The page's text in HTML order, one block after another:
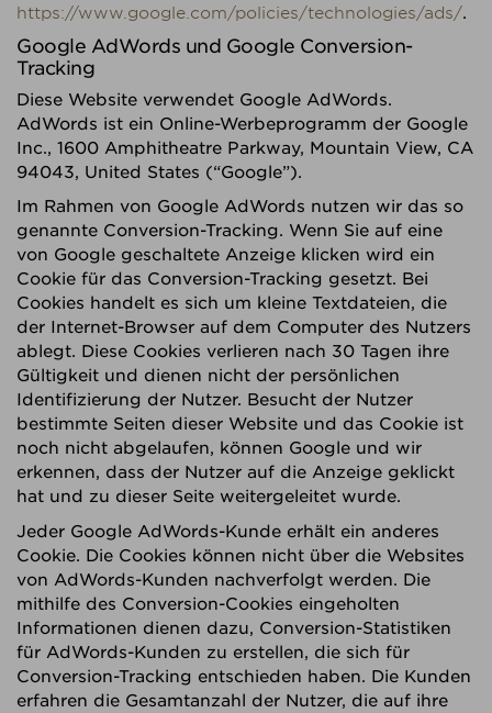
https://www.google.com/policies/technologies/ads/.
Google AdWords und Google Conversion-
Tracking
Diese Website verwendet Google AdWords.
AdWords ist ein Online-Werbeprogramm der Google
Inc., 1600 Amphitheatre Parkway, Mountain View, CA
94043, United States (“Google”).
Im Rahmen von Google AdWords nutzen wir das so
genannte Conversion-Tracking. Wenn Sie auf eine
von Google geschaltete Anzeige klicken wird ein
Cookie für das Conversion-Tracking gesetzt. Bei
Cookies handelt es sich um kleine Textdateien, die
der Internet-Browser auf dem Computer des Nutzers
ablegt. Diese Cookies verlieren nach 30 Tagen ihre
Gültigkeit und dienen nicht der persönlichen
Identifizierung der Nutzer. Besucht der Nutzer
bestimmte Seiten dieser Website und das Cookie ist
noch nicht abgelaufen, können Google und wir
erkennen, dass der Nutzer auf die Anzeige geklickt
hat und zu dieser Seite weitergeleitet wurde.
Jeder Google AdWords-Kunde erhält ein anderes
Cookie. Die Cookies können nicht über die Websites
von AdWords-Kunden nachverfolgt werden. Die
mithilfe des Conversion-Cookies eingeholten
Informationen dienen dazu, Conversion-Statistiken
für AdWords-Kunden zu erstellen, die sich für
Conversion-Tracking entschieden haben. Die Kunden
erfahren die Gesamtanzahl der Nutzer, die auf ihre